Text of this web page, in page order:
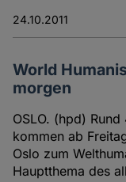
24.10.2011
World
morgen
OSLO. (hpd)
kommen ab
Oslo zum
Hauptthema des